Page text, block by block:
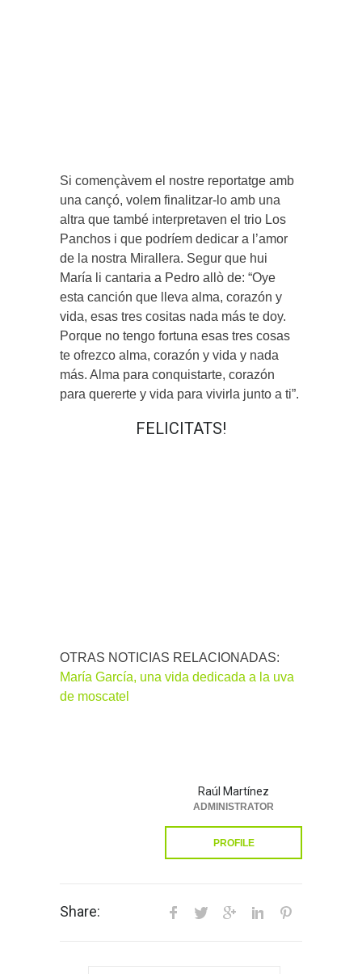
Si començàvem el nostre reportatge amb
una cançó, volem finalitzar-lo amb una
altra que també interpretaven el trio Los
Panchos i que podríem dedicar a l’amor
de la nostra Mirallera. Segur que hui
María li cantaria a Pedro allò de: “Oye
esta canción que lleva alma, corazón y
vida, esas tres cositas nada más te doy.
Porque no tengo fortuna esas tres cosas
te ofrezco alma, corazón y vida y nada
más. Alma para conquistarte, corazón
para quererte y vida para vivirla junto a ti”.
FELICITATS!
OTRAS NOTICIAS RELACIONADAS:
María García, una vida dedicada a la uva
de moscatel
Raúl Martínez
ADMINISTRATOR
PROFILE
Share: